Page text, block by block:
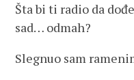
Šta bi ti radio da
sad… odmah?
Slegnuo sam